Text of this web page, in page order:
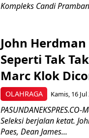
Kompleks Candi
OLAHRAGA
John
Seperti Tak
Marc Klok
Kamis, 16
Seleksi berjalan ketat.
Paes, Dean James...